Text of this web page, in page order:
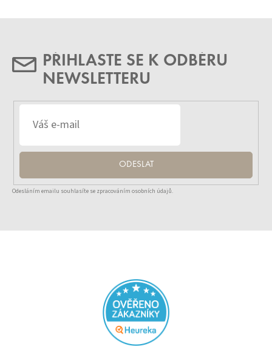
PŘIHLASTE SE K ODBĚRU
NEWSLETTERU
ODESLAT
Odesláním emailu souhlasíte se zpracováním osobních údajů.